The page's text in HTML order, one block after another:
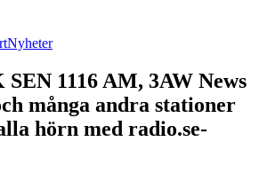
Nyheter
SEN 1116 AM, 3AW News
många andra stationer
hörn med radio.se-